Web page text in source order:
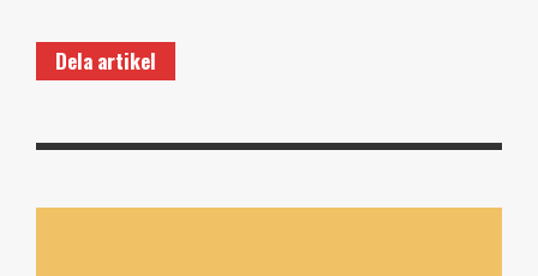
Dela artikel